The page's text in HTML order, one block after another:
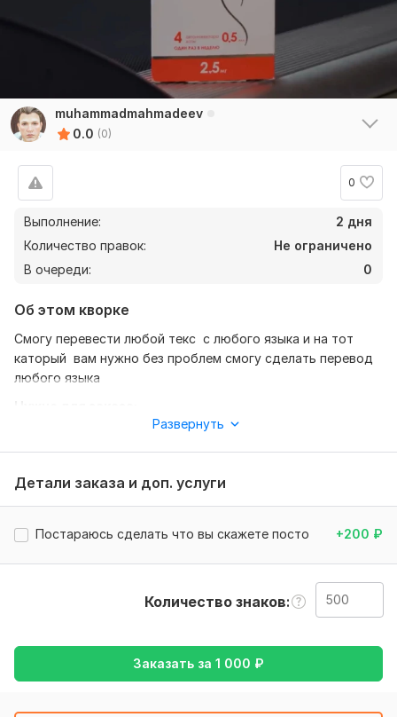
muhammadmahmadeev
0.0 (0)
0
Выполнение:
2 дня
Количество правок:
Не ограничено
В очереди:
0
Об этом кворке
Смогу перевести любой текс с любого языка и на тот
каторый вам нужно без проблем смогу сделать перевод
любого языка
Смогу сделать фото рекламы и смогу перевести любой
язык на каторый вы хотите и у фото есть 3 уровня.
Тематика: Другое
Язык перевода:
с Русского на Английский
Развернуть
Детали заказа и доп. услуги
Постараюсь сделать что вы скажете посто +200 ₽
Количество знаков
Заказать за 1 000 ₽